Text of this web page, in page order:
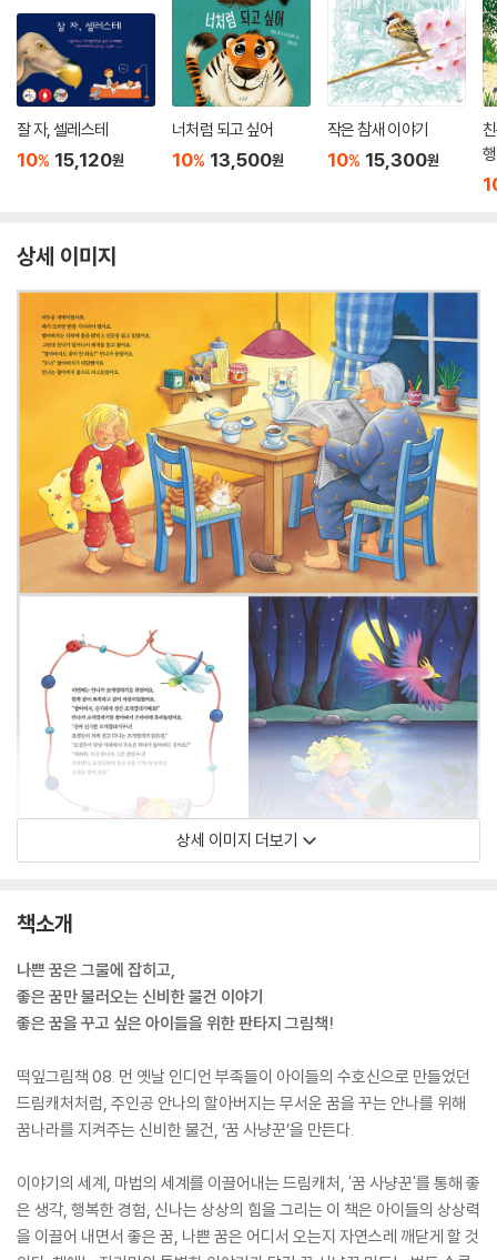
잘 자, 셀레스테
10% 15,120원
너처럼 되고 싶어
10% 13,500원
작은 참새 이야기
10% 15,300원
행
상세 이미지
상세 이미지 더보기
책소개
나쁜 꿈은 그물에 잡히고,
좋은 꿈만 불러오는 신비한 물건 이야기
좋은 꿈을 꾸고 싶은 아이들을 위한 판타지 그림책!
떡잎그림책 08. 먼 옛날 인디언 부족들이 아이들의 수호신으로 만들었던
드림캐처처럼, 주인공 안나의 할아버지는 무서운 꿈을 꾸는 안나를 위해
꿈나라를 지켜주는 신비한 물건, ‘꿈 사냥꾼’을 만든다.
이야기의 세계, 마법의 세계를 이끌어내는 드림캐처, '꿈 사냥꾼'를 통해 좋
은 생각, 행복한 경험, 신나는 상상의 힘을 그리는 이 책은 아이들의 상상력
을 이끌어 내면서 좋은 꿈, 나쁜 꿈은 어디서 오는지 자연스레 깨닫게 할 것